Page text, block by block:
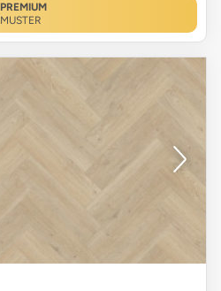
PREMIUM
MUSTER